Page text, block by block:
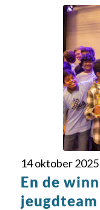
14 oktober 2025
En de
jeugdteam